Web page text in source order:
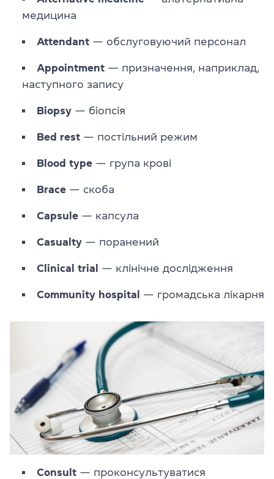
медицина
Attendant — обслуговуючий персонал
Appointment — призначення, наприклад,
наступного запису
Biopsy — біопсія
Bed rest — постільний режим
Blood type — група крові
Brace — скоба
Capsule — капсула
Casualty — поранений
Clinical trial — клінічне дослідження
Community hospital — громадська лікарня
Consult — проконсультуватися